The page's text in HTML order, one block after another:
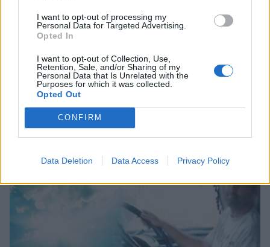
I want to opt-out of processing my
Personal Data for Targeted Advertising.
Opted In
I want to opt-out of Collection, Use,
Retention, Sale, and/or Sharing of my
Personal Data that Is Unrelated with the
Purposes for which it was collected.
Opted Out
CONFIRM
Data Deletion Data Access Privacy Policy
Θλίψη στην Πάτρα: Πέθανε στο Νοσοκομείο
«Άγιος Ανδρέας» βρέφος μόλις 8 ημερών
08/08/2026 09:34